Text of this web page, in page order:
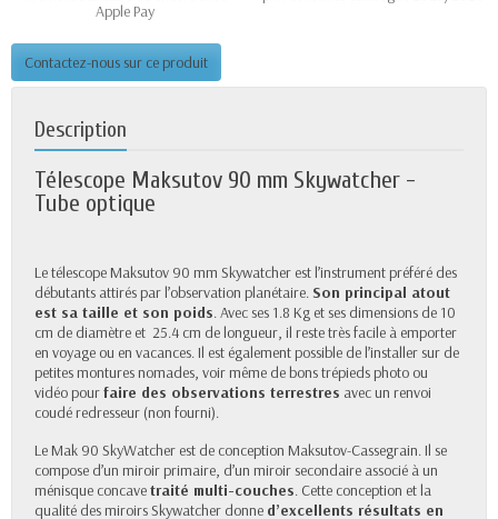
Apple Pay
Contactez-nous sur ce produit
Description
Télescope Maksutov 90 mm Skywatcher -
Tube optique
Le télescope Maksutov 90 mm Skywatcher est l’instrument préféré des
débutants attirés par l’observation planétaire. Son principal atout
est sa taille et son poids. Avec ses 1.8 Kg et ses dimensions de 10
cm de diamètre et 25.4 cm de longueur, il reste très facile à emporter
en voyage ou en vacances. Il est également possible de l’installer sur de
petites montures nomades, voir même de bons trépieds photo ou
vidéo pourfaire des observations terrestres avec un renvoi
coudé redresseur (non fourni).
Le Mak 90 SkyWatcher est de conception Maksutov-Cassegrain. Il se
compose d’un miroir primaire, d’un miroir secondaire associé à un
ménisque concavetraité multi-couches. Cette conception et la
qualité des miroirs Skywatcher donne d’excellents résultats en